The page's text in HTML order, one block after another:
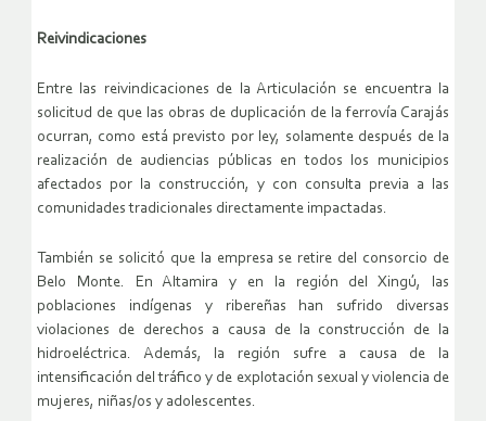
Reivindicaciones
Entre las reivindicaciones de la Articulación se encuentra la
solicitud de que las obras de duplicación de la ferrovía Carajás
ocurran, como está previsto por ley, solamente después de la
realización de audiencias públicas en todos los municipios
afectados por la construcción, y con consulta previa a las
comunidades tradicionales directamente impactadas.
También se solicitó que la empresa se retire del consorcio de
Belo Monte. En Altamira y en la región del Xingú, las
poblaciones indígenas y ribereñas han sufrido diversas
violaciones de derechos a causa de la construcción de la
hidroeléctrica. Además, la región sufre a causa de la
intensificación del tráfico y de explotación sexual y violencia de
mujeres, niñas/os y adolescentes.